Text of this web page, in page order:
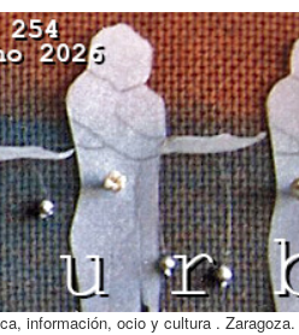
información, ocio y cultura .